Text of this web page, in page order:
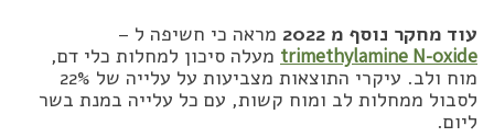
עוד מחקר נוסף מ 2022
מראה כי חשיפה ל –
trimethylamine N-oxide מעלה סיכון למחלות כלי דם,
מוח ולב. עיקרי התוצאות מצביעות על עלייה של 22%
לסבול ממחלות לב ומוח קשות, עם כל עלייה במנת בשר
ליום.